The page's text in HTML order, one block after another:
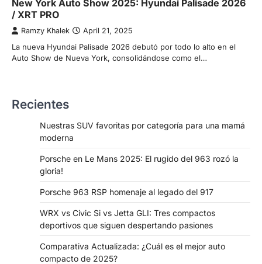
New York Auto Show 2025: Hyundai Palisade 2026
/ XRT PRO
Ramzy Khalek April 21, 2025
La nueva Hyundai Palisade 2026 debutó por todo lo alto en el
Auto Show de Nueva York, consolidándose como el…
Recientes
Nuestras SUV favoritas por categoría para una mamá
moderna
Porsche en Le Mans 2025: El rugido del 963 rozó la
gloria!
Porsche 963 RSP homenaje al legado del 917
WRX vs Civic Si vs Jetta GLI: Tres compactos
deportivos que siguen despertando pasiones
Comparativa Actualizada: ¿Cuál es el mejor auto
compacto de 2025?